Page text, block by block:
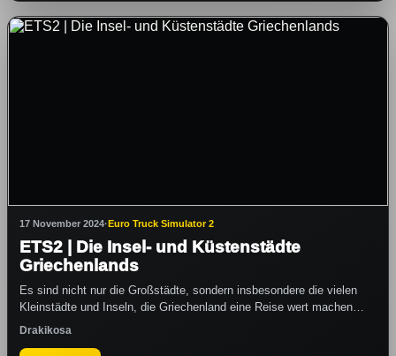
17 November 2024·Euro Truck Simulator 2
ETS2 | Die Insel- und Küstenstädte
Griechenlands
Es sind nicht nur die Großstädte, sondern insbesondere die vielen
Kleinstädte und Inseln, die Griechenland eine Reise wert machen…
Drakikosa